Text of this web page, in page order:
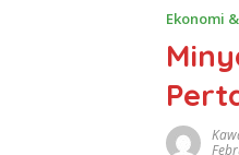
Ekonomi